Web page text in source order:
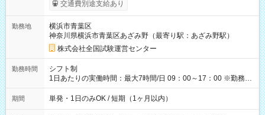
り！】 希望される場合、勤務から1週間ほどで給与の一部を受け
例】 ・河合塾模擬試験 8:30～17:30（休憩1時間） 時給1,300円
×8時間＝日収10,400円＋交通費 ※当日の役割により時給＋100
円の場合あり ・国家試験 7:00～13:30（休憩なし） 時給1,300
円（役割手当＋100円）×6時間＝日収8,400円＋交通費 【試用期
間】試用期間なし
交通費別途支給あり
勤務地
横浜市青葉区
神奈川県横浜市青葉区あざみ野（最寄り駅：あざみ野駅）
株式会社全国試験運営センター
勤務時間
シフト制
1日あたりの実働時間：最大7時間/日 09：00～17：00 ※勤務時
間は 試験により異なります。
期間 単発・1日のみOK / 短期（1ヶ月以内）